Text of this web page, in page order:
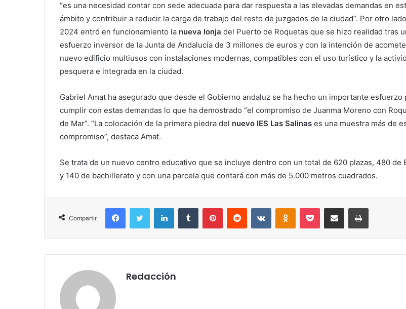
“es una necesidad contar con sede adecuada para dar respuesta a las elevadas demandas en
ámbito y contribuir a reducir la carga de trabajo del resto de juzgados de la ciudad”. Por otro
2024 entró en funcionamiento la nueva lonja del Puerto de Roquetas que se hizo realidad tras
esfuerzo inversor de la Junta de Andalucía de 3 millones de euros y con la intención de
nuevo edificio multiusos con instalaciones modernas, compatibles con el uso turístico y la
pesquera e integrada en la ciudad.
Gabriel Amat ha asegurado que desde el Gobierno andaluz se ha hecho un importante esfuerzo
cumplir con estas demandas lo que ha demostrado “el compromiso de Juanma Moreno con
de Mar”. “La colocación de la primera piedra del nuevo IES Las Salinas es una muestra más de
compromiso”, destaca Amat.
Se trata de un nuevo centro educativo que se incluye dentro con un total de 620 plazas, 480 de
y 140 de bachillerato y con una parcela que contará con más de 5.000 metros cuadrados.
Compartir
FacebookTwitter LinkedInTumblr PinterestReddit VKontakteOdnoklassniki
Pocket Compartir por correo electrónicoImprimir
Redacción